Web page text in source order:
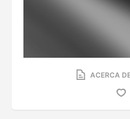
ACERCA